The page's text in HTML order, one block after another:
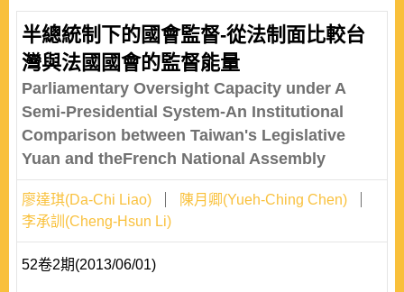
半總統制下的國會監督-從法制面比較台
灣與法國國會的監督能量
Parliamentary Oversight Capacity under A
Semi-Presidential System-An Institutional
Comparison between Taiwan's Legislative
Yuan and theFrench National Assembly
廖達琪(Da-Chi Liao)
陳月卿(Yueh-Ching Chen)
李承訓(Cheng-Hsun Li)
52卷2期(2013/06/01)